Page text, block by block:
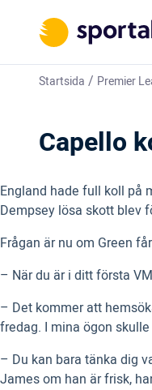
Startsida / Premier
Capello
England hade full koll på
Dempsey lösa skott blev
Frågan är nu om Green
– När du är i ditt första
– Det kommer att
fredag. I mina ögon
– Du kan bara tänka dig
James om han är frisk,